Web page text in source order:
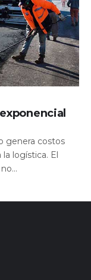
genera costos
logística. El